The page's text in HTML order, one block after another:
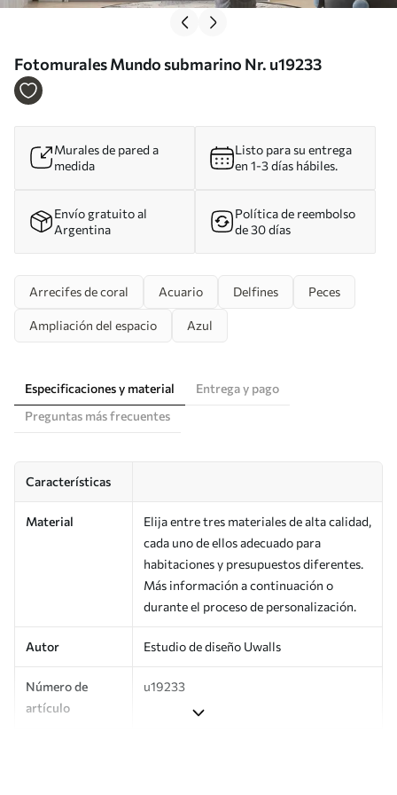
Fotomurales Mundo submarino Nr. u19233
Murales de pared a
medida
Listo para su entrega
en 1-3 días hábiles.
Envío gratuito al
Argentina
Política de reembolso
de 30 días
Arrecifes de coral Acuario Delfines Peces
Ampliación del espacio Azul
Especificaciones y material
Entrega y pago
Preguntas más frecuentes
Características
Material
Elija entre tres materiales de alta calidad,
cada uno de ellos adecuado para
habitaciones y presupuestos diferentes.
Más información a continuación o
durante el proceso de personalización.
Autor Estudio de diseño Uwalls
Número de
artículo
u19233